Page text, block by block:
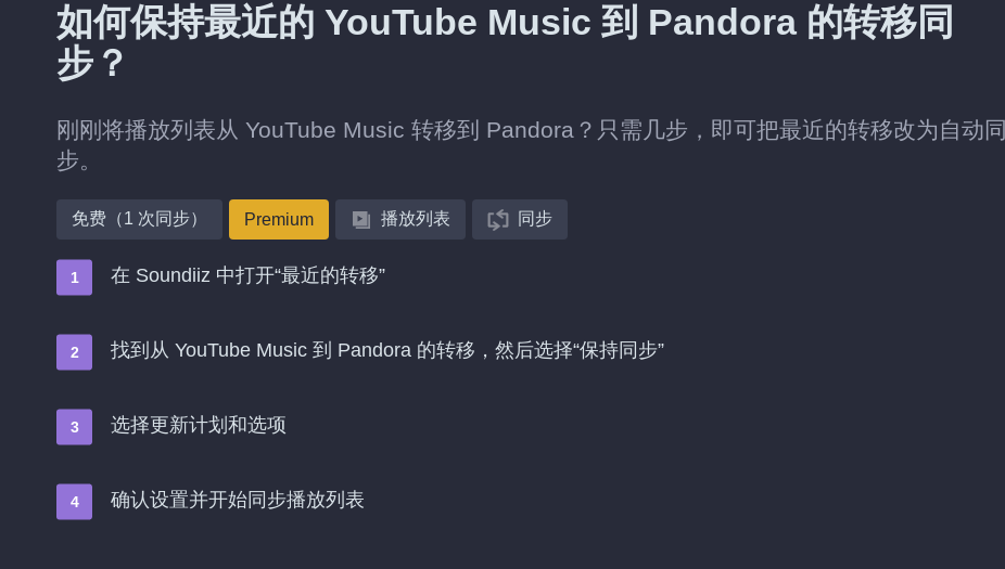
如何保持最近的 YouTube Music 到 Pandora 的转移同
步？
刚刚将播放列表从 YouTube Music 转移到 Pandora？只需几步，即可把最近的转移改为自动同
步。
免费（1 次同步） Premium 播放列表 同步
在 Soundiiz 中打开“最近的转移”
找到从 YouTube Music 到 Pandora 的转移，然后选择“保持同步”
选择更新计划和选项
确认设置并开始同步播放列表